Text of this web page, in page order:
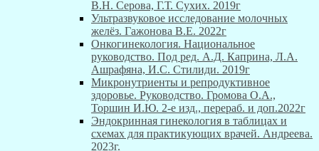
В.Н. Серова, Г.Т. Сухих. 2019г
Ультразвуковое исследование молочных
желёз. Гажонова В.Е. 2022г
Онкогинекология. Национальное
руководство. Под ред. А.Д. Каприна, Л.А.
Ашрафяна, И.С. Стилиди. 2019г
Микронутриенты и репродуктивное
здоровье. Руководство. Громова О.А.,
Торшин И.Ю. 2-е изд., перераб. и доп.2022г
Эндокринная гинекология в таблицах и
схемах для практикующих врачей. Андреева.
2023г.